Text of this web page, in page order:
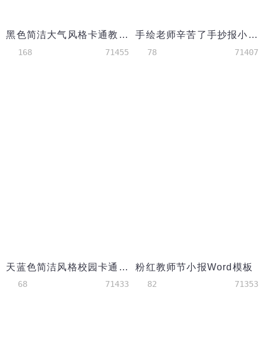
黑色简洁大气风格卡通教师节word小报
168 71455
手绘老师辛苦了手抄报小报Word模板
78 71407
天蓝色简洁风格校园卡通教师节word小报
68 71433
粉红教师节小报Word模板
82 71353